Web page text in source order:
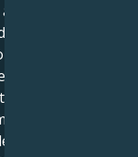
procura de
uma filosofia
uma missão
ser
contra os
Precisa
viagens ou de